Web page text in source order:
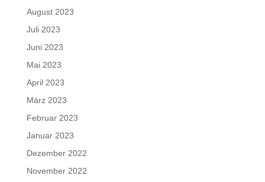
August 2023
Juli 2023
Juni 2023
Mai 2023
April 2023
März 2023
Februar 2023
Januar 2023
Dezember 2022
November 2022